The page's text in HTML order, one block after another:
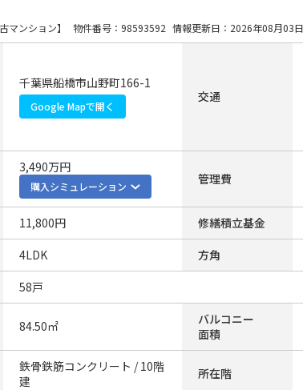
古マンション】 物件番号：98593592 情報更新日：2026年08月03日
千葉県船橋市山野町166-1
Google Mapで開く
交通
3,490万円
購入シミュレーション 管理費
11,800円 修繕積立基金
4LDK 方角
58戸
84.50㎡
バルコニー
面積
鉄骨鉄筋コンクリート / 10階
建
所在階